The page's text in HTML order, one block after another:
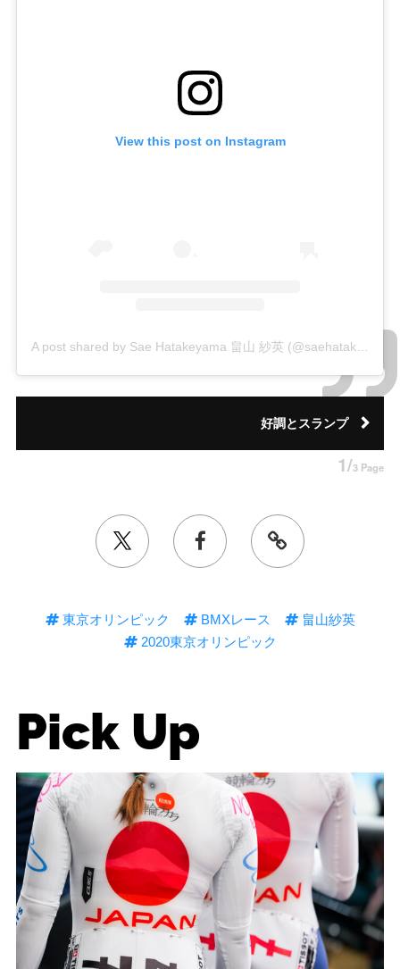
View this post on Instagram
好調とスランプ
1/3 Page
東京オリンピック BMXレース
畠山紗英
2020東京オリンピック
Pick Up